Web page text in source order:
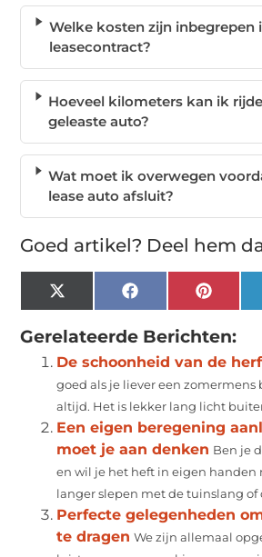
Welke kosten zijn inbegrepen
leasecontract?
Hoeveel kilometers kan ik
geleaste auto?
Wat moet ik overwegen
lease auto afsluit?
Goed artikel? Deel hem
X
(Twitter)
Facebook
Gerelateerde Berichten:
De schoonheid van de
goed als je liever een zomermens
altijd. Het is lekker lang licht
Een eigen beregening
moet je aan denken Ben je
en wil je het heft in eigen handen
langer slepen met de tuinslang of
Perfecte gelegenheden
te dragen We zijn allemaal